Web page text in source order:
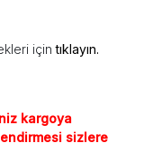
içintıklayın.
kargoya
sizlere